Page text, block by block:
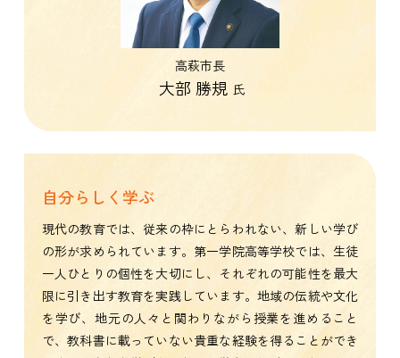
高萩市長
大部 勝規 氏
自分らしく学ぶ
現代の教育では、従来の枠にとらわれない、新しい学び
の形が求められています。第一学院高等学校では、生徒
一人ひとりの個性を大切にし、それぞれの可能性を最大
限に引き出す教育を実践しています。地域の伝統や文化
を学び、地元の人々と関わりながら授業を進めること
で、教科書に載っていない貴重な経験を得ることができ